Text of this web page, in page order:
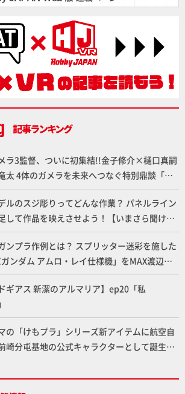
ラ3監督、ついに初集結!!金子修介×樋口真嗣
太 4体のガメラを未来へつなぐ特別鼎談「ガ
保存化プロジェクト FINAL」
ルのスジ彫りってどんな作業？ パネルライン
して作品を映えさせよう！【いまさら聞けな
デルの基礎：スジ彫りとパネルライン】
ンプラ作例とは？ スプリッター迷彩を施した
ガンダム アムロ・レイ仕様機」をMAX渡辺が
塗る!!【試し読み】
ギアス 新潔のアルマリア】ep20「私
の「けもプラ」シリーズ新アイテムに航空自
崎分屯基地の公式キャラクターとして誕生し
2ラインで発売！